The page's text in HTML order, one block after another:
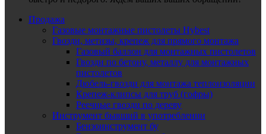
Продажа
Газовые монтажные пистолеты Hybest
Гвозди, метизы, крепеж для прямого монтажа
Газовый баллон для монтажных пистолетов
Гвозди по бетону, металлу для монтажных
пистолетов
Дюбель-гвозди для монтажа теплоизоляции
Крепеж-клипсы для труб (гофры)
Реечные гвозди по дереву
Инструмент бывший в употреблении
Бензоинструмент бу